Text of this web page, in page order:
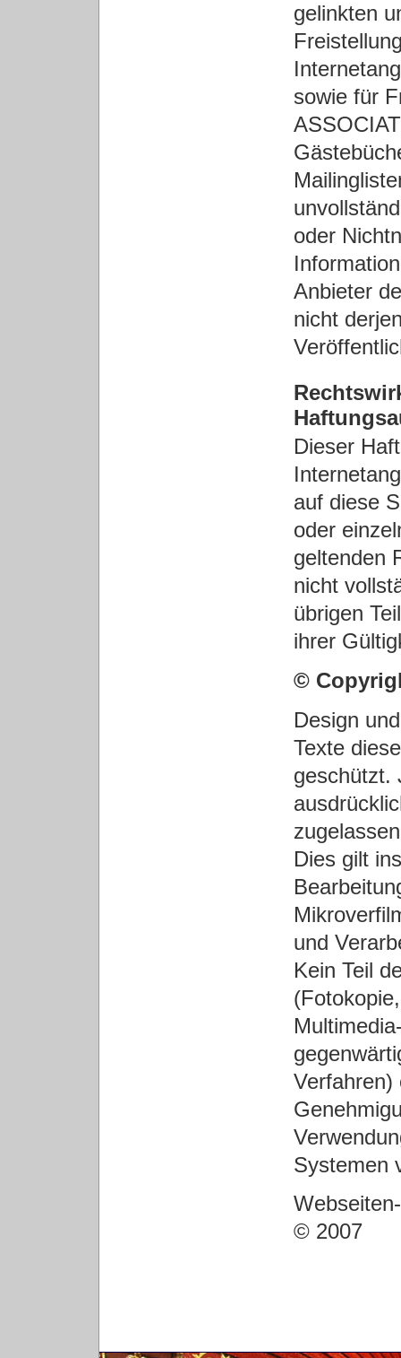
gelinkten
sowie für
oder
Anbieter
nicht
Dieser
auf diese
oder
geltenden
nicht
übrigen
ihrer
©
Design
Texte
geschützt.
Dies gilt
und
Kein Teil
Verfahren)
Systemen
© 2007